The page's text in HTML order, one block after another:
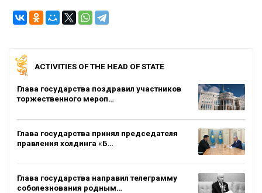
ACTIVITIES OF THE HEAD OF STATE
Глава государства поздравил участников
торжественного мероп…
Глава государства принял председателя
правления холдинга «Б…
Глава государства направил телеграмму
соболезнования родным…